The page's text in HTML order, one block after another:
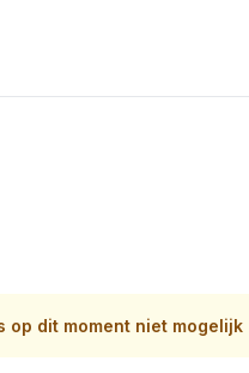
op dit moment niet mogelijk